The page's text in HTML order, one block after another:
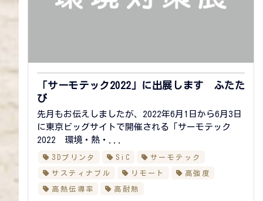
「サーモテック2022」に出展します ふたた
び
先月もお伝えしましたが、2022年6月1日から6月3日
に東京ビッグサイトで開催される「サーモテック
2022 環境・熱・...
3Dプリンタ SiC サーモテック
サスティナブル リモート 高強度
高熱伝導率 高耐熱